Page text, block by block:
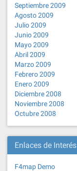
Septiembre 2009
Agosto 2009
Julio 2009
Junio 2009
Mayo 2009
Abril 2009
Marzo 2009
Febrero 2009
Enero 2009
Diciembre 2008
Noviembre 2008
Octubre 2008
Enlaces de Interés
F4map Demo